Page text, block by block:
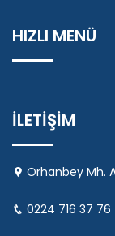
HIZLI MENÜ
İLETİŞİM
Orhanbey Mh.
0224 716 37 76